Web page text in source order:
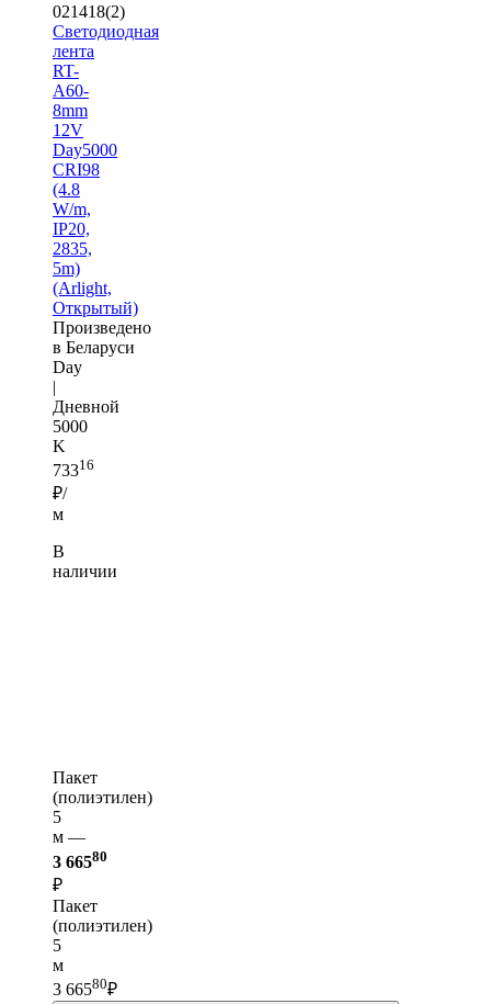
021418(2)
Светодиодная
лента
RT-
A60-
8mm
12V
Day5000
CRI98
(4.8
W/m,
IP20,
2835,
5m)
(Arlight,
Открытый)
Произведено
в Беларуси
Day
|
Дневной
5000
K
73316
₽/
м
В
наличии
Пакет
(полиэтилен)
5
м —
3 66580
₽
Пакет
(полиэтилен)
5
м
3 66580₽